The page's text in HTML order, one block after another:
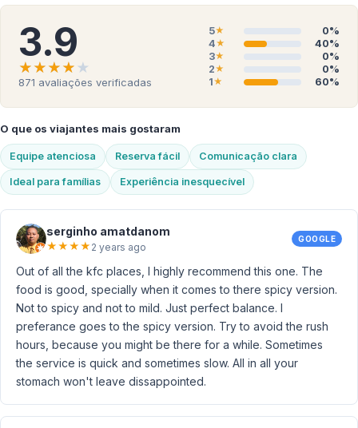
3.9
★★★★★
★★★★★
871 avaliações verificadas
5★
0%
4★
40%
3★
0%
2★
0%
1★ 60%
O que os viajantes mais gostaram
Equipe atenciosa Reserva fácil Comunicação clara
Ideal para famílias Experiência inesquecível
serginho amatdanom
★★★★ 2 years ago
GOOGLE
Out of all the kfc places, I highly recommend this one. The
food is good, specially when it comes to there spicy version.
Not to spicy and not to mild. Just perfect balance. I
preferance goes to the spicy version. Try to avoid the rush
hours, because you might be there for a while. Sometimes
the service is quick and sometimes slow. All in all your
stomach won't leave dissappointed.